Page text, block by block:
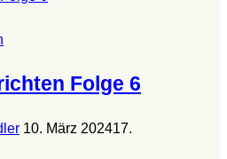
Folge 6
10. März 202417.